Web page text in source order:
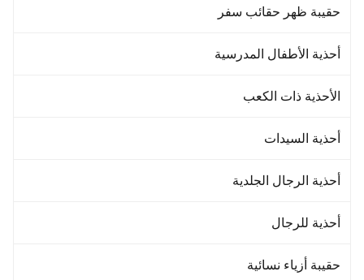
حقيبة ظهر حقائب سفر
أحذية الأطفال المدرسية
الأحذية ذات الكعب
أحذية السيدات
أحذية الرجال الجلدية
أحذية للرجال
حقيبة أزياء نسائية